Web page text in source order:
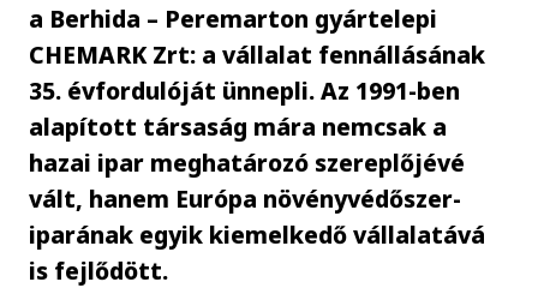
a Berhida – Peremarton gyártelepi
CHEMARK Zrt: a vállalat fennállásának
35. évfordulóját ünnepli. Az 1991-ben
alapított társaság mára nemcsak a
hazai ipar meghatározó szereplőjévé
vált, hanem Európa növényvédőszer-
iparának egyik kiemelkedő vállalatává
is fejlődött.